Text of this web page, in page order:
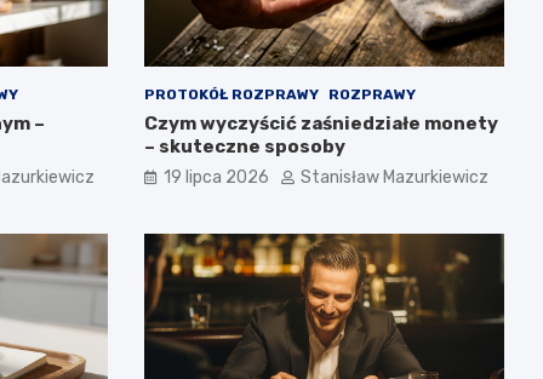
–
PROTOKÓŁ ROZPRAWY ROZPRAWY
Czym wyczyścić zaśniedziałe monety
– skuteczne sposoby
19 lipca 2026 Stanisław Mazurkiewicz